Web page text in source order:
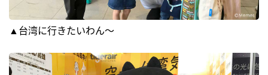
▲台湾に行きたいわん～